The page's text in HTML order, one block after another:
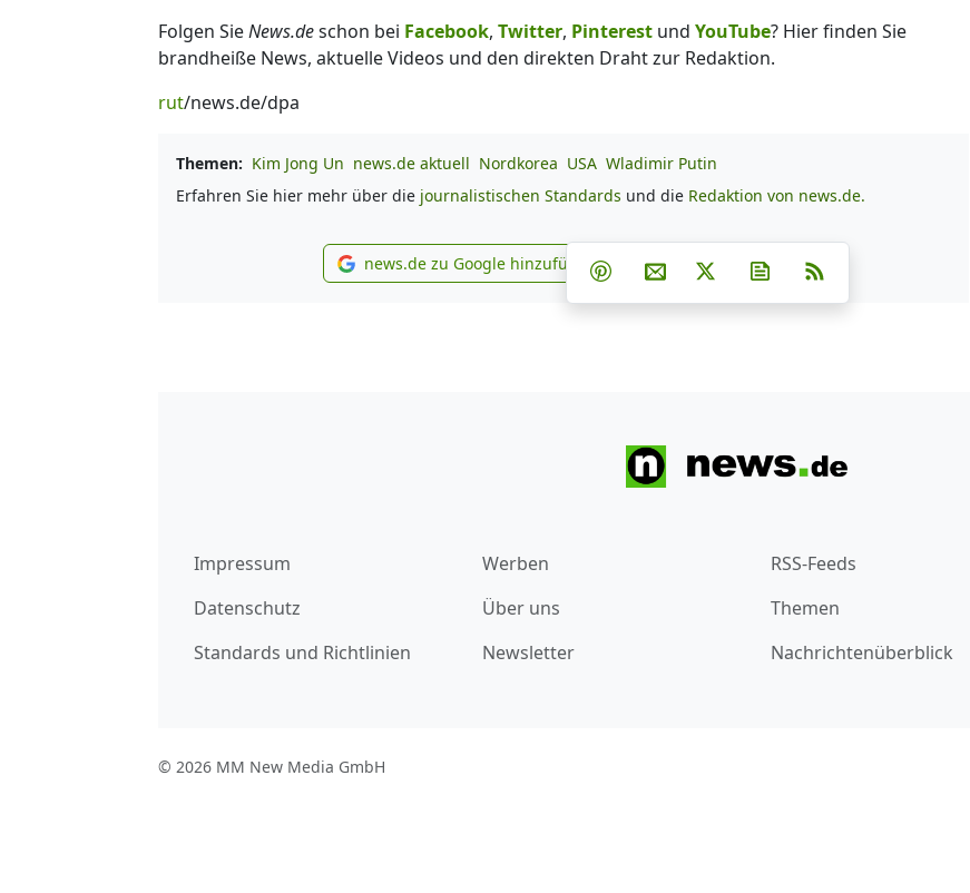
Folgen SieNews.deschon bei Facebook, Twitter, Pinterest und YouTube? Hier finden Sie
brandheiße News, aktuelle Videos und den direkten Draht zur Redaktion.
rut/news.de/dpa
Themen: Kim Jong Un news.de aktuell Nordkorea USA Wladimir Putin
Erfahren Sie hier mehr über die journalistischen Standards und die Redaktion von news.de.
news.de zu Google hinzufügen
news.de zu Google hinzufügen Teilen auf Facebook
Teilen auf Whatsapp
Teilen auf Telegram
Teilen auf Pinterest
Per E-Mail teilen
Post auf XNewsletter abonnieren
Impressum
Datenschutz
Standards und Richtlinien
Werben
Über uns
Newsletter
RSS-Feeds
Themen
Nachrichtenüberblick
© 2026 MM New Media GmbH